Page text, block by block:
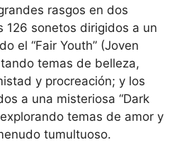
rasgos en dos
126 sonetos dirigidos a un
el “Fair Youth” (Joven
temas de belleza,
y procreación; y los
a una misteriosa “Dark
temas de amor y
tumultuoso.